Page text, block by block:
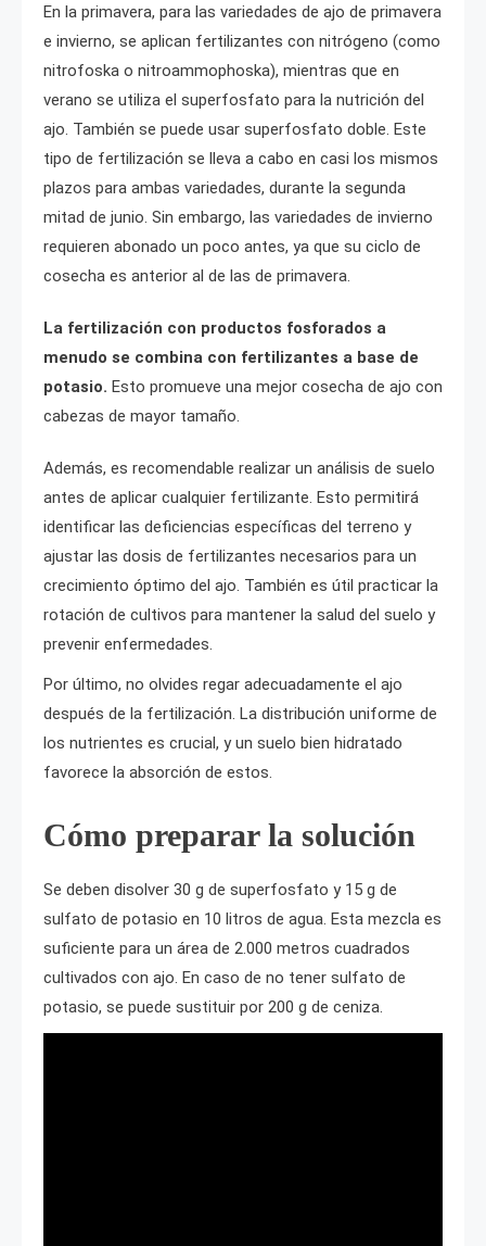
En la primavera, para las variedades de ajo de primavera
e invierno, se aplican fertilizantes con nitrógeno (como
nitrofoska o nitroammophoska), mientras que en
verano se utiliza el superfosfato para la nutrición del
ajo. También se puede usar superfosfato doble. Este
tipo de fertilización se lleva a cabo en casi los mismos
plazos para ambas variedades, durante la segunda
mitad de junio. Sin embargo, las variedades de invierno
requieren abonado un poco antes, ya que su ciclo de
cosecha es anterior al de las de primavera.
La fertilización con productos fosforados a
menudo se combina con fertilizantes a base de
potasio. Esto promueve una mejor cosecha de ajo con
cabezas de mayor tamaño.
Además, es recomendable realizar un análisis de suelo
antes de aplicar cualquier fertilizante. Esto permitirá
identificar las deficiencias específicas del terreno y
ajustar las dosis de fertilizantes necesarios para un
crecimiento óptimo del ajo. También es útil practicar la
rotación de cultivos para mantener la salud del suelo y
prevenir enfermedades.
Por último, no olvides regar adecuadamente el ajo
después de la fertilización. La distribución uniforme de
los nutrientes es crucial, y un suelo bien hidratado
favorece la absorción de estos.
Cómo preparar la solución
Se deben disolver 30 g de superfosfato y 15 g de
sulfato de potasio en 10 litros de agua. Esta mezcla es
suficiente para un área de 2.000 metros cuadrados
cultivados con ajo. En caso de no tener sulfato de
potasio, se puede sustituir por 200 g de ceniza.